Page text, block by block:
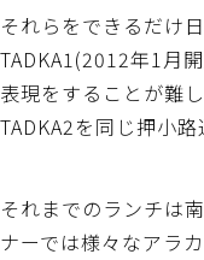
それらをできるだけ
TADKA1(2012年1月
表現をすることが難
TADKA2を同じ押小路
それまでのランチは
ナーでは様々なアラ